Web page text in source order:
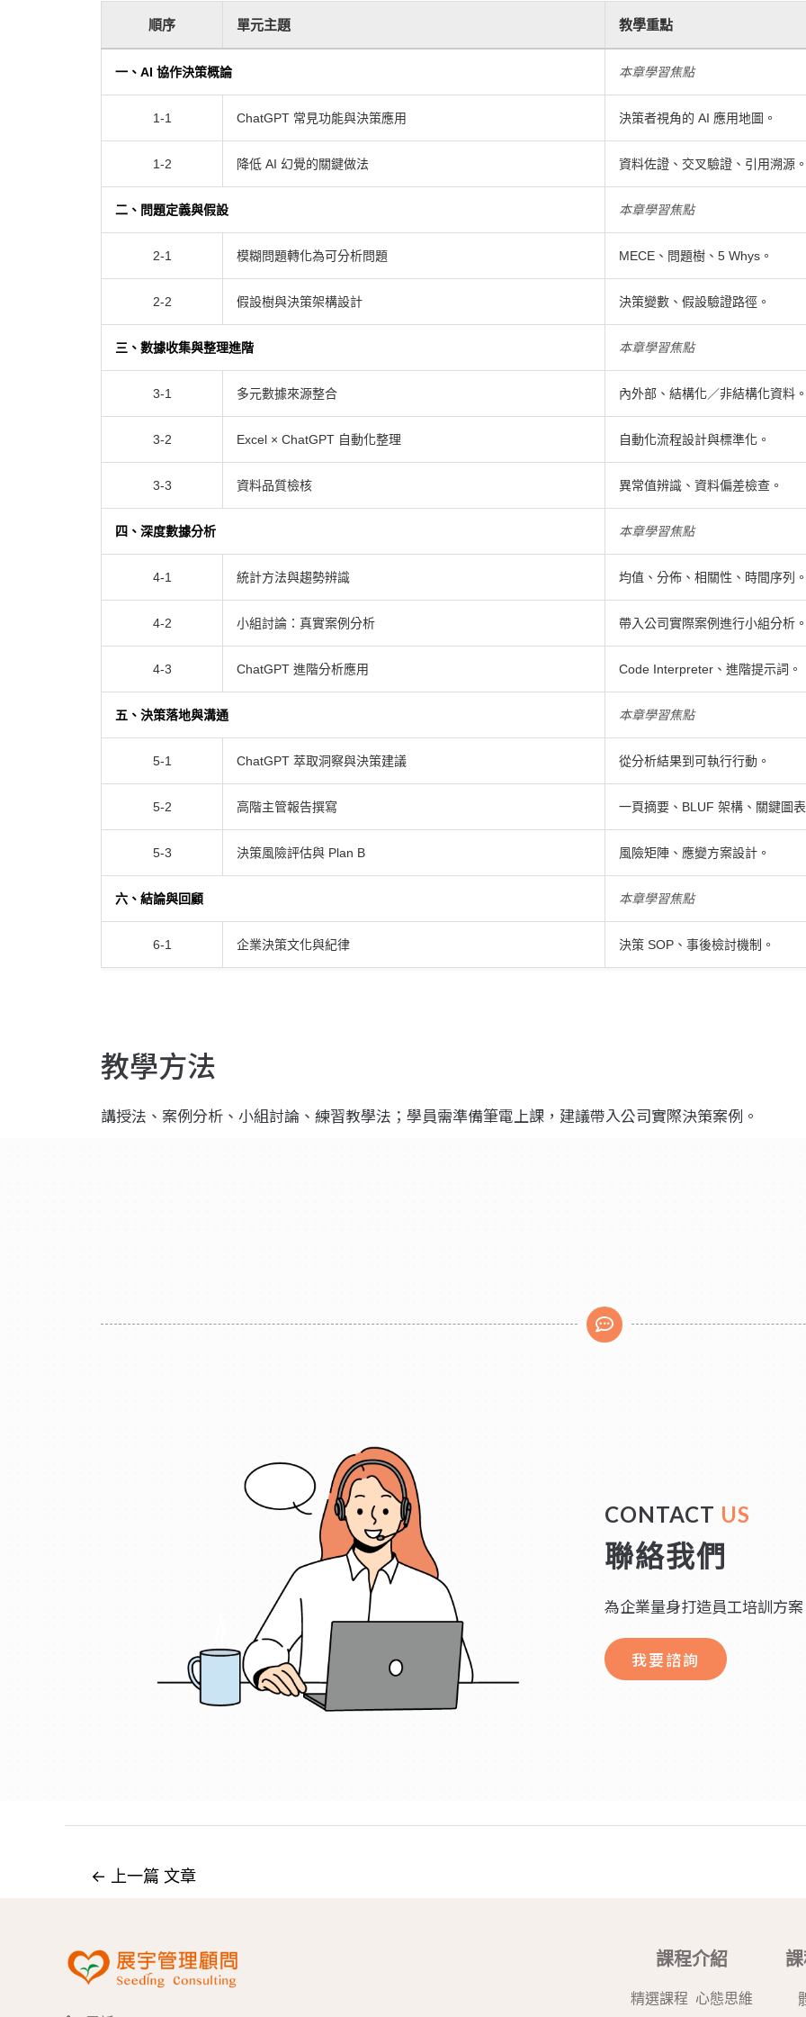
順序 單元主題 教學重點
一、AI 協作決策概論 本章學習焦點
1-1 ChatGPT 常見功能與決策應用 決策者視角的 AI 應用地圖。
1-2 降低 AI 幻覺的關鍵做法 資料佐證、交叉驗證、引用溯源
二、問題定義與假設 本章學習焦點
2-1 模糊問題轉化為可分析問題 MECE、問題樹、5 Whys。
2-2 假設樹與決策架構設計 決策變數、假設驗證路徑。
三、數據收集與整理進階 本章學習焦點
3-1 多元數據來源整合 內外部、結構化／非結構化資料
3-2 Excel × ChatGPT 自動化整理 自動化流程設計與標準化。
3-3 資料品質檢核 異常值辨識、資料偏差檢查。
四、深度數據分析 本章學習焦點
4-1 統計方法與趨勢辨識 均值、分佈、相關性、時間序列
4-2 小組討論：真實案例分析 帶入公司實際案例進行小組分析
4-3 ChatGPT 進階分析應用 Code Interpreter、進階提示詞。
五、決策落地與溝通 本章學習焦點
5-1 ChatGPT 萃取洞察與決策建議 從分析結果到可執行行動。
5-2 高階主管報告撰寫 一頁摘要、BLUF 架構、關鍵圖
5-3 決策風險評估與 Plan B 風險矩陣、應變方案設計。
六、結論與回顧 本章學習焦點
6-1 企業決策文化與紀律 決策 SOP、事後檢討機制。
教學方法
講授法、案例分析、小組討論、練習教學法；學員需準備筆電上課，建議帶入公司實際決策案例。
CONTACT US
聯絡我們
為企業量身打造員工培訓方案
我要諮詢
← 上一篇 文章
課程介紹
精選課程 心態思維